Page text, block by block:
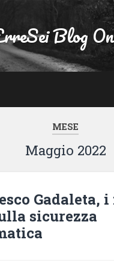
Blog
MESE
Maggio 2022
Gadaleta,
sicurezza